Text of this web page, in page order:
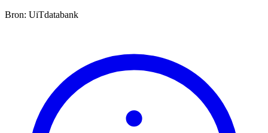
Bron: UiTdatabank